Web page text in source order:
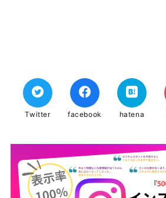
Twitter facebook hatena